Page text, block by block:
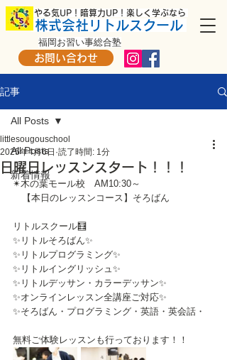
​ やる気UP！暗算力UP！楽しく学ぶなら
株式会社リトルスクール
お問い合わせ
福岡お習い事総合塾
記事
All Posts
新着情報
All Posts
日曜日レッスンスタート！！！
littlesougouschool
2025年4月6日 読了時間: 1分
✴木の葉モール校　AM10:30～
【本日のレッスンコース】そろばん
リトルスクール🧮
✨リトルそろばん✨
✨リトルプログラミング✨
✨リトルイングリッシュ✨
✨リトルデッサン・カラーデッサン✨
✨オンラインレッスン全講座ご対応✨
✨そろばん・プログラミング・英語・英会話・
無料ご体験レッスンも行っております！！